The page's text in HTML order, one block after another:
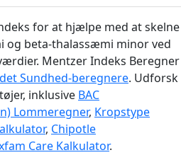
for at hjælpe med at skelne
og beta-thalassæmi minor ved
Mentzer Indeks Beregner
Sundhed-beregnere. Udforsk
inklusive BAC
Lommeregner, Kropstype
, Chipotle
Care Kalkulator.